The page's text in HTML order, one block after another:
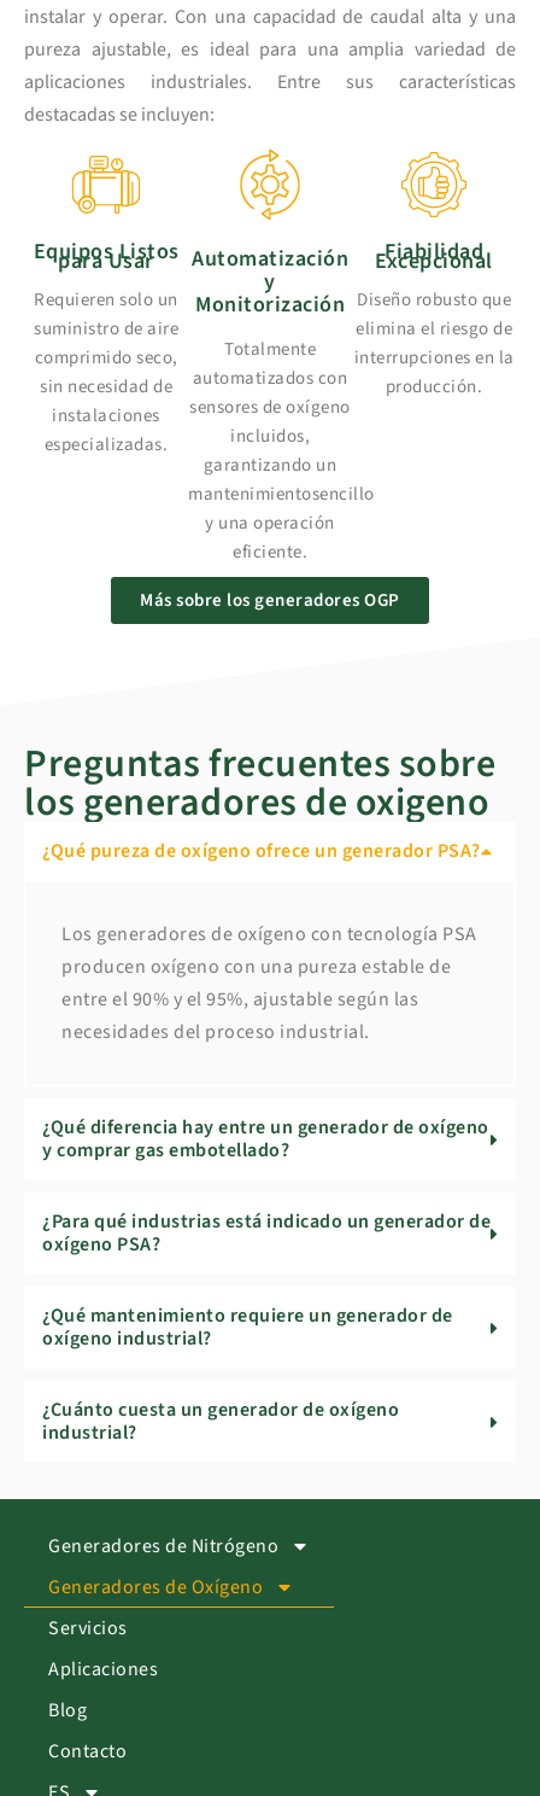
instalar y operar. Con una capacidad de caudal alta y una
pureza ajustable, es ideal para una amplia variedad de
aplicaciones industriales. Entre sus características
destacadas se incluyen:
Equipos Listos
para Usar
Requieren solo un
suministro de aire
comprimido seco,
sin necesidad de
instalaciones
especializadas.
Automatización
y
Monitorización
Totalmente
automatizados con
sensores de oxígeno
incluidos,
garantizando un
mantenimientosencillo
y una operación
eficiente.
Fiabilidad
Excepcional
Diseño robusto que
elimina el riesgo de
interrupciones en la
producción.
Más sobre los generadores OGP
Preguntas frecuentes sobre
los generadores de oxigeno
¿Qué pureza de oxígeno ofrece un generador PSA?
Los generadores de oxígeno con tecnología PSA
producen oxígeno con una pureza estable de
entre el 90% y el 95%, ajustable según las
necesidades del proceso industrial.
¿Qué diferencia hay entre un generador de oxígeno
y comprar gas embotellado?
¿Para qué industrias está indicado un generador de
oxígeno PSA?
¿Qué mantenimiento requiere un generador de
oxígeno industrial?
¿Cuánto cuesta un generador de oxígeno
industrial?
Generadores de Nitrógeno
Generadores de Oxígeno
Servicios
Aplicaciones
Blog
Contacto